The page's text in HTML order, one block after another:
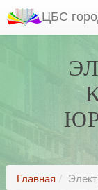
ЦБС
Главная